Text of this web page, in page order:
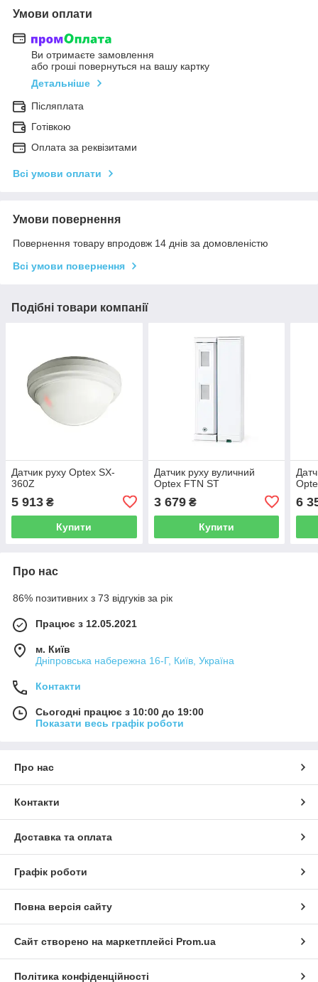
Умови оплати
Ви отримаєте замовлення
або гроші повернуться на вашу картку
Детальніше
Післяплата
Готівкою
Оплата за реквізитами
Всі умови оплати
Умови повернення
Повернення товару впродовж 14 днів за домовленістю
Всі умови повернення
Подібні товари компанії
Датчик руху Optex SX-
360Z
5 913 ₴
Купити
Датчик руху вуличний
Optex FTN ST
3 679₴
Купити
6
Про нас
86% позитивних з 73 відгуків за рік
Працює з 12.05.2021
м. Київ
Дніпровська набережна 16-Г, Київ, Україна
Контакти
Сьогодні працює з 10:00 до 19:00
Показати весь графік роботи
Про нас
Контакти
Доставка та оплата
Графік роботи
Повна версія сайту
Сайт створено на маркетплейсі Prom.ua
Політика конфіденційності